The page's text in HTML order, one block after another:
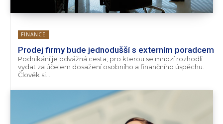
FINANCE
Prodej firmy bude jednodušší s externím poradcem
Podnikání je odvážná cesta, pro kterou se mnozí rozhodli
vydat za účelem dosažení osobního a finančního úspěchu.
Člověk si...